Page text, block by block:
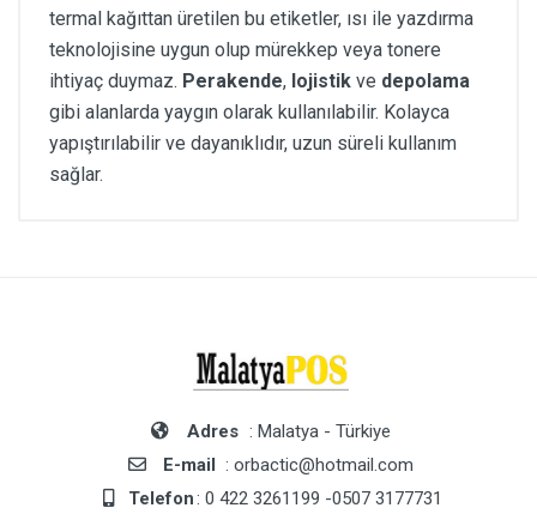
termal kağıttan üretilen bu etiketler, ısı ile yazdırma
teknolojisine uygun olup mürekkep veya tonere
ihtiyaç duymaz. Perakende, lojistik ve depolama
gibi alanlarda yaygın olarak kullanılabilir. Kolayca
yapıştırılabilir ve dayanıklıdır, uzun süreli kullanım
sağlar.
Adres : Malatya - Türkiye
E-mail : orbactic@hotmail.com
Telefon: 0 422 3261199 -0507 3177731